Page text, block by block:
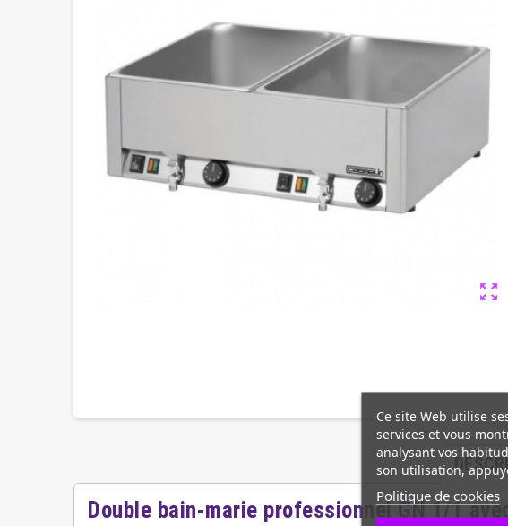
zoom_out_map
Double bain-marie professionnel GN 1/1
Ce site Web utilise
services et vous
analysant vos
son utilisation,
Politique de cookies